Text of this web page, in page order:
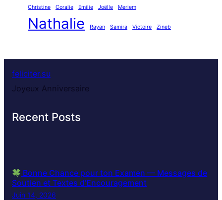
Christine Coralie Emilie Joëlle Meriem
Nathalie Rayan Samira Victoire Zineb
feliciter.su
Joyeux Anniversaire
Recent Posts
Bonne Chance pour ton Examen — Messages de
Soutien et Textes d’Encouragement
Juin 14, 2026